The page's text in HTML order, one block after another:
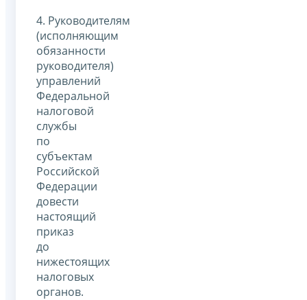
4. Руководителям
(исполняющим
обязанности
руководителя)
управлений
Федеральной
налоговой
службы
по
субъектам
Российской
Федерации
довести
настоящий
приказ
до
нижестоящих
налоговых
органов.